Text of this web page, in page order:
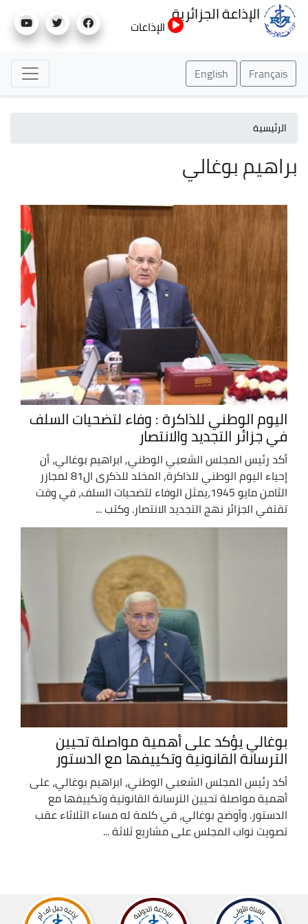
إلى
الإذاعة الجزائرية
الإذاعات
Français
English
الرئيسية
براهيم بوغالي
اليوم الوطني للذاكرة : وفاء لتضحيات السلف
في جزائر التجديد والانتصار
أكد رئيس المجلس الشعبي الوطني, ابراهيم بوغالي، أن
إحياء اليوم الوطني للذاكرة, المخلد للذكرى ال81 لمجازر
الثامن مايو 1945،يمثل الوفاء لتضحيات السلف، في وقت
تقتفي الجزائر نهج التجديد الانتصار. وكتب ...
بوغالي يؤكد على أهمية مواصلة تحيين
الترسانة القانونية وتكييفها مع الدستور
أكد رئيس المجلس الشعبي الوطني، ابراهيم بوغالي، على
أهمية مواصلة تحيين الترسانة القانونية وتكييفها مع
الدستور. وأوضح بوغالي، في كلمة له مساء الثلاثاء عقب
تصويت نواب المجلس على مشاريع ثلاثة ...